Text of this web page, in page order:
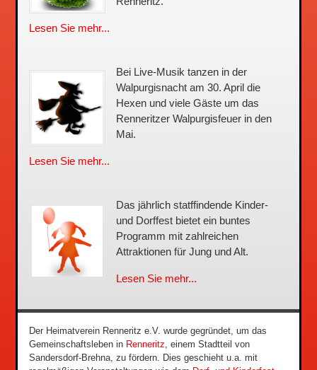
Lesen Sie mehr...
Bei Live-Musik tanzen in der
Walpurgisnacht am 30. April die
Hexen und viele Gäste um das
Renneritzer Walpurgisfeuer in den
Mai.
Lesen Sie mehr...
Das jährlich statffindende Kinder-
und Dorffest bietet ein buntes
Programm mit zahlreichen
Attraktionen für Jung und Alt.
Lesen Sie mehr...
Der Heimatverein Renneritz e.V. wurde gegründet, um das
Gemeinschaftsleben in Renneritz, einem Stadtteil von
Sandersdorf-Brehna, zu fördern. Dies geschieht u.a. mit